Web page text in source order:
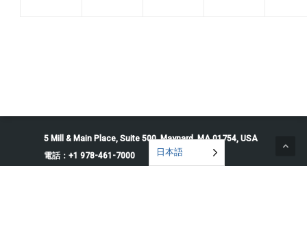
5 Mill & Main Place, Suite 500. Maynard, MA 01754, USA
電話：+1 978-461-7000
日本語